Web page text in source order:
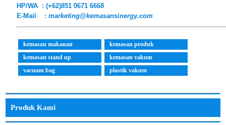
HP/WA : (+62)851 0671 6668
E-Mail :marketing@kemasansinergy.com
kemasan makanan
kemasan produk
kemasan stand up
kemasan vakum
vacuum bag
plastik vakum
Produk Kami